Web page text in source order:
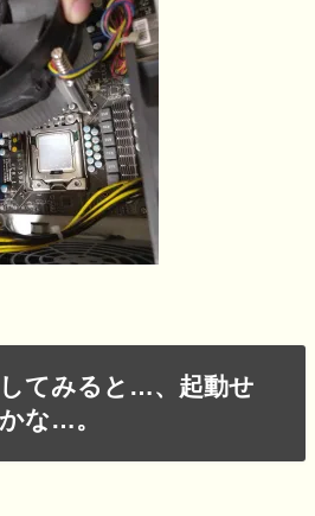
てみると…、起動せ
な…。